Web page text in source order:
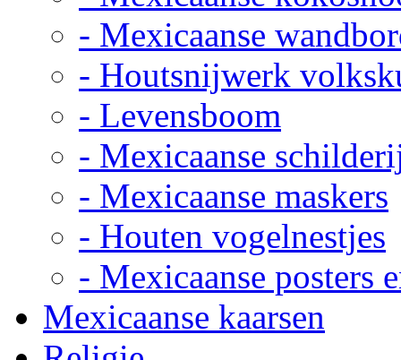
- Mexicaanse
- Houtsnijwerk
- Levensboom
- Mexicaanse
- Mexicaanse maskers
- Houten vogelnestjes
- Mexicaanse posters
Mexicaanse kaarsen